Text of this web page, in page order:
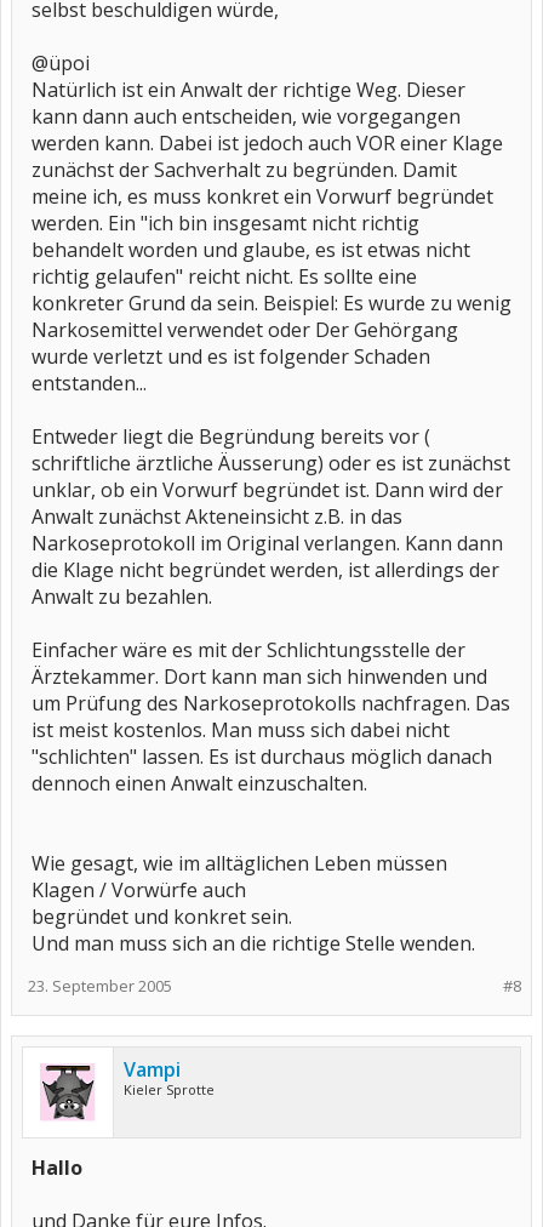
selbst beschuldigen würde,
@üpoi
Natürlich ist ein Anwalt der richtige Weg. Dieser
kann dann auch entscheiden, wie vorgegangen
werden kann. Dabei ist jedoch auch VOR einer Klage
zunächst der Sachverhalt zu begründen. Damit
meine ich, es muss konkret ein Vorwurf begründet
werden. Ein "ich bin insgesamt nicht richtig
behandelt worden und glaube, es ist etwas nicht
richtig gelaufen" reicht nicht. Es sollte eine
konkreter Grund da sein. Beispiel: Es wurde zu wenig
Narkosemittel verwendet oder Der Gehörgang
wurde verletzt und es ist folgender Schaden
entstanden...
Entweder liegt die Begründung bereits vor (
schriftliche ärztliche Äusserung) oder es ist zunächst
unklar, ob ein Vorwurf begründet ist. Dann wird der
Anwalt zunächst Akteneinsicht z.B. in das
Narkoseprotokoll im Original verlangen. Kann dann
die Klage nicht begründet werden, ist allerdings der
Anwalt zu bezahlen.
Einfacher wäre es mit der Schlichtungsstelle der
Ärztekammer. Dort kann man sich hinwenden und
um Prüfung des Narkoseprotokolls nachfragen. Das
ist meist kostenlos. Man muss sich dabei nicht
"schlichten" lassen. Es ist durchaus möglich danach
dennoch einen Anwalt einzuschalten.
Wie gesagt, wie im alltäglichen Leben müssen
Klagen / Vorwürfe auch
begründet und konkret sein.
Und man muss sich an die richtige Stelle wenden.
#8
23. September 2005
Vampi
Kieler Sprotte
Hallo
und Danke für eure Infos.